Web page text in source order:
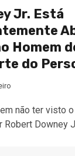
Jr. Está
Homem
do
não ter visto
Downey